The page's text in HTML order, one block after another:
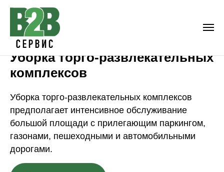
Уборка торго-развлекательных
комплексов
Уборка торго-развлекательных комплексов
предполагает интенсивное обслуживание
большой площади с прилегающим паркингом,
газонами, пешеходными и автомобильными
дорогами.